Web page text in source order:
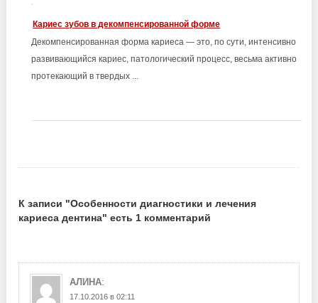
Кариес зубов в декомпенсированной форме
Декомпенсированная форма кариеса — это, по сути, интенсивно
развивающийся кариес, патологический процесс, весьма активно
протекающий в твердых ...
К записи "Особенности диагностики и лечения
кариеса дентина" есть 1 комментарий
АЛИНА:
17.10.2016 в 02:11